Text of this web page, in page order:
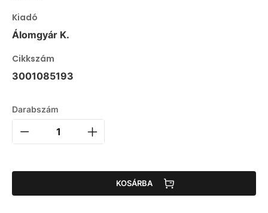
Kiadó
Álomgyár K.
Cikkszám
3001085193
Darabszám
KOSÁRBA